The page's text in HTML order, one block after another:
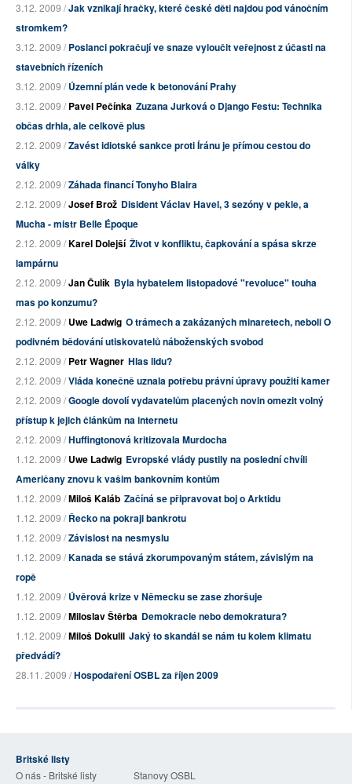
3.12. 2009 /Jak vznikají hračky, které české děti najdou pod vánočním
stromkem?
3.12. 2009 /Poslanci pokračují ve snaze vyloučit veřejnost z účasti na
stavebních řízeních
3.12. 2009 /Územní plán vede k betonování Prahy
3.12. 2009 /Pavel Pečínka Zuzana Jurková o Django Festu: Technika
občas drhla, ale celkově plus
2.12. 2009 /Zavést idiotské sankce proti Íránu je přímou cestou do
války
2.12. 2009 /Záhada financí Tonyho Blaira
2.12. 2009 /Josef Brož Disident Václav Havel, 3 sezóny v pekle, a
Mucha - mistr Belle Époque
2.12. 2009 /Karel Dolejší Život v konfliktu, čapkování a spása skrze
lampárnu
2.12. 2009 /Jan Čulík Byla hybatelem listopadové "revoluce" touha
mas po konzumu?
2.12. 2009 /Uwe Ladwig O trámech a zakázaných minaretech, neboli O
podivném bědování utiskovatelů náboženských svobod
2.12. 2009 /Petr Wagner Hlas lidu?
2.12. 2009 /Vláda konečně uznala potřebu právní úpravy použití kamer
2.12. 2009 /Google dovolí vydavatelům placených novin omezit volný
přístup k jejich článkům na internetu
2.12. 2009 /Huffingtonová kritizovala Murdocha
1.12. 2009 /Uwe Ladwig Evropské vlády pustily na poslední chvíli
Američany znovu k vašim bankovním kontům
1.12. 2009 /Miloš Kaláb Začíná se připravovat boj o Arktidu
1.12. 2009 /Řecko na pokraji bankrotu
1.12. 2009 /Závislost na nesmyslu
1.12. 2009 /Kanada se stává zkorumpovaným státem, závislým na
ropě
1.12. 2009 /Úvěrová krize v Německu se zase zhoršuje
1.12. 2009 /Miloslav Štěrba Demokracie nebo demokratura?
1.12. 2009 /Miloš Dokulil Jaký to skandál se nám tu kolem klimatu
předvádí?
28.11. 2009 /Hospodaření OSBL za říjen 2009
Britské listy
O nás - Britské listy Stanovy OSBL